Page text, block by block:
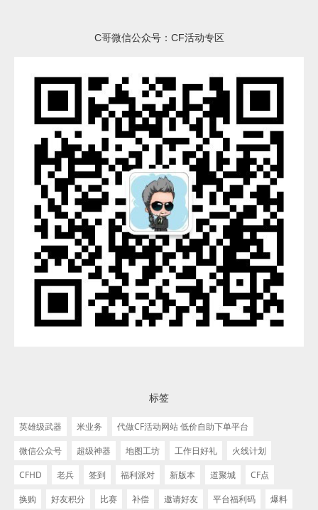
C哥微信公众号：CF活动专区
标签
英雄级武器 米业务
代做CF活动网站 低价自助下单平台
微信公众号
超级神器 地图工坊 工作日好礼
火线计划
CFHD
老兵 签到 福利派对 新版本 道聚城
CF点
换购
好友积分 比赛 补偿 邀请好友 平台福利码 爆料